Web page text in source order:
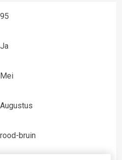
95
Ja
Mei
Augustus
rood-bruin